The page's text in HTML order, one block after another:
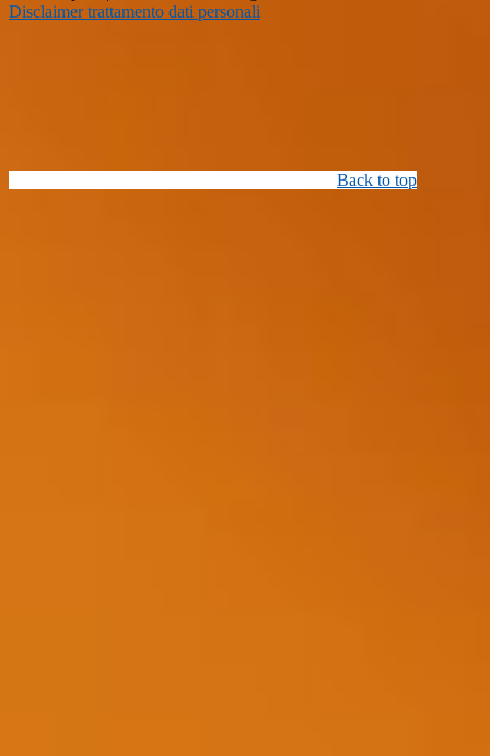
Disclaimer trattamento dati personali
Back to top